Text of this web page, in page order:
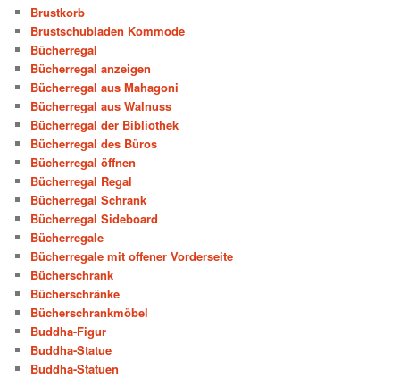
Brustkorb
Brustschubladen Kommode
Bücherregal
Bücherregal anzeigen
Bücherregal aus Mahagoni
Bücherregal aus Walnuss
Bücherregal der Bibliothek
Bücherregal des Büros
Bücherregal öffnen
Bücherregal Regal
Bücherregal Schrank
Bücherregal Sideboard
Bücherregale
Bücherregale mit offener Vorderseite
Bücherschrank
Bücherschränke
Bücherschrankmöbel
Buddha-Figur
Buddha-Statue
Buddha-Statuen